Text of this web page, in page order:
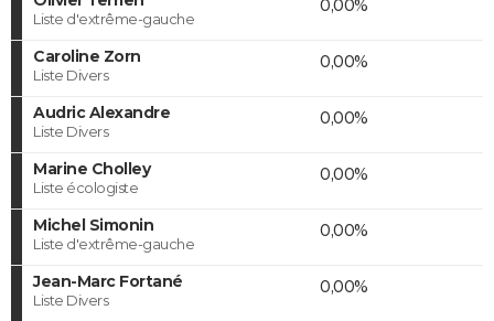
Liste d'extrême-gauche
0,00%
Caroline Zorn
Liste Divers
0,00%
Audric Alexandre
Liste Divers
0,00%
Marine Cholley
Liste écologiste
0,00%
Michel Simonin
Liste d'extrême-gauche
0,00%
Jean-Marc Fortané
Liste Divers
0,00%